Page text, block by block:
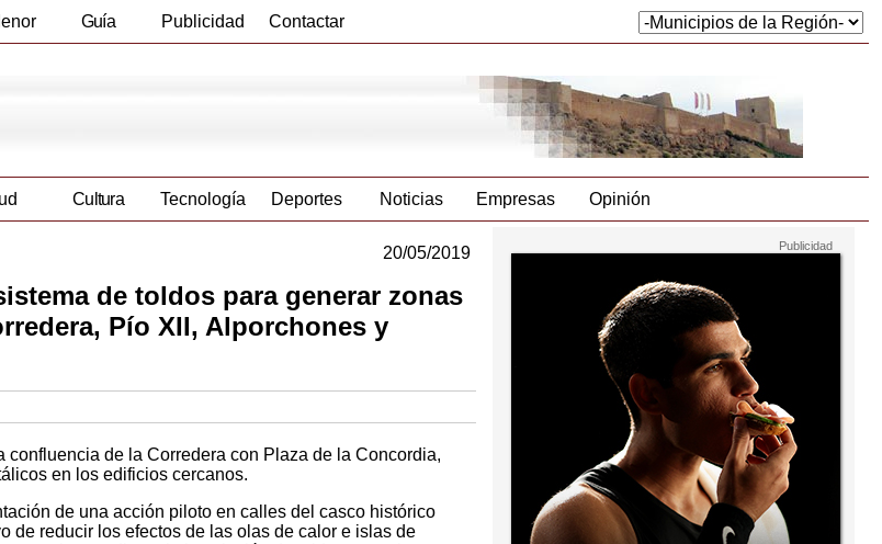
Guía Publicidad Contactar
Cultura Tecnología Deportes Noticias Empresas Opinión
20/05/2019
de toldos para generar zonas
Pío XII, Alporchones y
de la Corredera con Plaza de la Concordia,
en los edificios cercanos.
de una acción piloto en calles del casco histórico
de reducir los efectos de las olas de calor e islas de